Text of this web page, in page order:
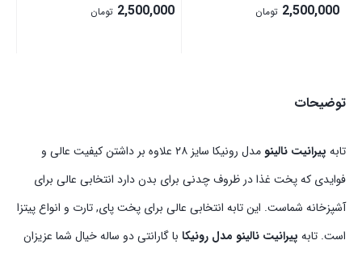
2,500,000 تومان 2,500,000 تومان
توضیحات
تابه پیرانیت نالینو
مدل رونیکا سایز ۲۸ علاوه بر داشتن کیفیت عالی و
فوایدی که پخت غذا در ظروف چدنی برای بدن دارد انتخابی عالی برای
آشپزخانه شماست. این تابه انتخابی عالی برای پخت پای, تارت و انواع پیتزا
است. تابه پیرانیت نالینو مدل رونیکا با گارانتی دو ساله خیال شما عزیزان